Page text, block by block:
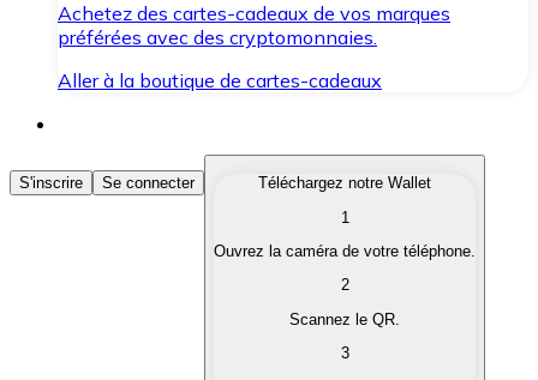
Achetez des cartes-cadeaux de vos marques
préférées avec des cryptomonnaies.
Aller à la boutique de cartes-cadeaux
Acheter des Cryptomonnaies
Achetez les cryptomonnaies qui vous intéressent
Convertissez vos cryptomonnaies en monnaie
S'inscrire Se connecter
Téléchargez notre Wallet
1
Ouvrez la caméra de votre téléphone.
2
Scannez le QR.
3